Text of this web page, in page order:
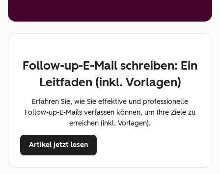
Follow-up-E-Mail schreiben: Ein
Leitfaden (inkl. Vorlagen)
Erfahren Sie, wie Sie effektive und professionelle
Follow-up-E-Mails verfassen können, um Ihre Ziele zu
erreichen (inkl. Vorlagen).
Artikel jetzt lesen